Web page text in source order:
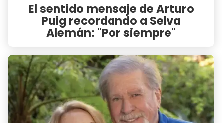
El sentido mensaje de Arturo
Puig recordando a Selva
Alemán: "Por siempre"